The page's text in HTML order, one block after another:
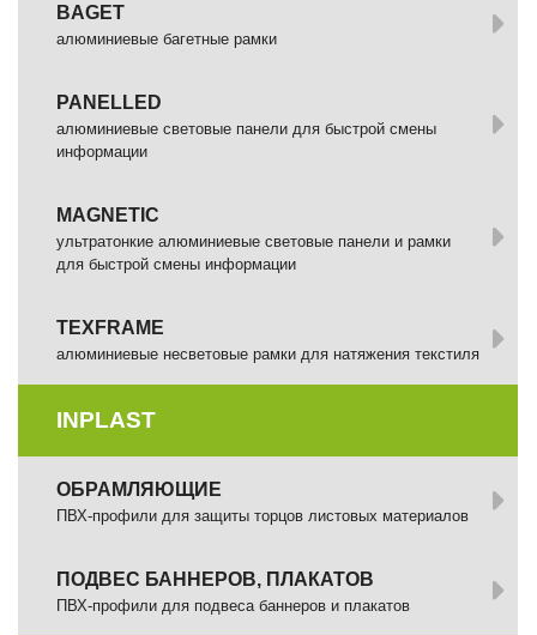
BAGET
алюминиевые багетные рамки
PANELLED
алюминиевые световые панели для быстрой смены
информации
MAGNETIC
ультратонкие алюминиевые световые панели и рамки
для быстрой смены информации
TEXFRAME
алюминиевые несветовые рамки для натяжения текстиля
INPLAST
ОБРАМЛЯЮЩИЕ
ПВХ-профили для защиты торцов листовых материалов
ПОДВЕС БАННЕРОВ, ПЛАКАТОВ
ПВХ-профили для подвеса баннеров и плакатов